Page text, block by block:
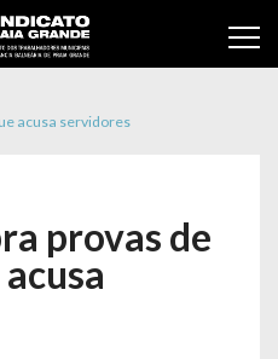
acusa servidores
provas de